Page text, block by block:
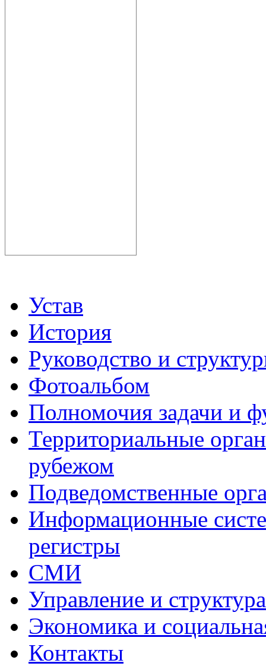
Устав
История
Руководство и
Фотоальбом
Полномочия задачи и
Территориальные
рубежом
Подведомственные
Информационные
регистры
СМИ
Управление и
Экономика и
Контакты